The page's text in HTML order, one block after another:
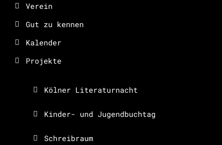
Verein
Gut zu kennen
Kalender
Projekte
Kölner Literaturnacht
Kinder- und Jugendbuchtag
Schreibraum